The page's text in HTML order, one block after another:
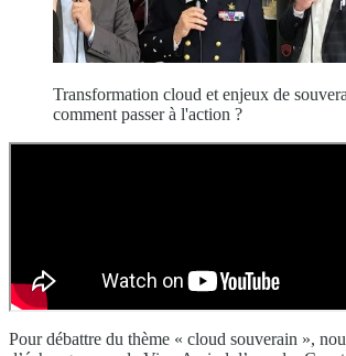
Transformation cloud et enjeux de
comment passer à l'action ?
Pour débattre du thème « cloud souverain »,